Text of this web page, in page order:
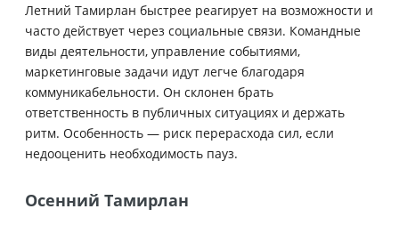
Летний Тамирлан быстрее реагирует на возможности и
часто действует через социальные связи. Командные
виды деятельности, управление событиями,
маркетинговые задачи идут легче благодаря
коммуникабельности. Он склонен брать
ответственность в публичных ситуациях и держать
ритм. Особенность — риск перерасхода сил, если
недооценить необходимость пауз.
Осенний Тамирлан